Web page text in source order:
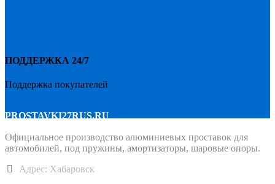
ПОДДЕРЖКА 24/7
Поддержка покупателей
PROSTAVKI27RUS.RU
Официальное производство алюминиевых проставок для
автомобилей, под пружины, амортизаторы, шаровые опоры.
Адрес: Хабаровск